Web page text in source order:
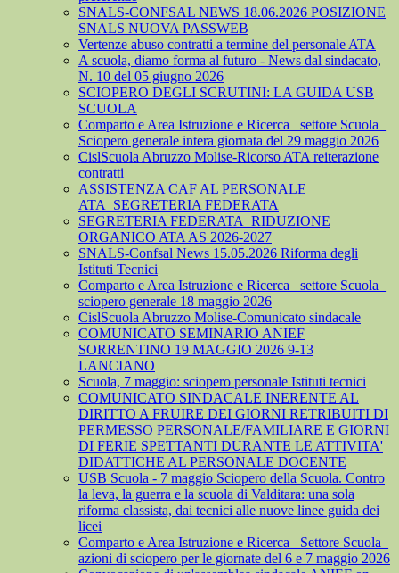
SNALS-CONFSAL NEWS 18.06.2026 POSIZIONE
SNALS NUOVA PASSWEB
Vertenze abuso contratti a termine del personale ATA
A scuola, diamo forma al futuro - News dal sindacato,
N. 10 del 05 giugno 2026
SCIOPERO DEGLI SCRUTINI: LA GUIDA USB
SCUOLA
Comparto e Area Istruzione e Ricerca_ settore Scuola_
Sciopero generale intera giornata del 29 maggio 2026
CislScuola Abruzzo Molise-Ricorso ATA reiterazione
contratti
ASSISTENZA CAF AL PERSONALE
ATA_SEGRETERIA FEDERATA
SEGRETERIA FEDERATA_RIDUZIONE
ORGANICO ATA AS 2026-2027
SNALS-Confsal News 15.05.2026 Riforma degli
Istituti Tecnici
Comparto e Area Istruzione e Ricerca_ settore Scuola_
sciopero generale 18 maggio 2026
CislScuola Abruzzo Molise-Comunicato sindacale
COMUNICATO SEMINARIO ANIEF
SORRENTINO 19 MAGGIO 2026 9-13
LANCIANO
Scuola, 7 maggio: sciopero personale Istituti tecnici
COMUNICATO SINDACALE INERENTE AL
DIRITTO A FRUIRE DEI GIORNI RETRIBUITI DI
PERMESSO PERSONALE/FAMILIARE E GIORNI
DI FERIE SPETTANTI DURANTE LE ATTIVITA'
DIDATTICHE AL PERSONALE DOCENTE
USB Scuola - 7 maggio Sciopero della Scuola. Contro
la leva, la guerra e la scuola di Valditara: una sola
riforma classista, dai tecnici alle nuove linee guida dei
licei
Comparto e Area Istruzione e Ricerca_ Settore Scuola_
azioni di sciopero per le giornate del 6 e 7 maggio 2026